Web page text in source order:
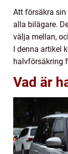
Att försäkra
alla bilägare.
välja mellan,
I denna artikel
halvförsäkring
Vad är